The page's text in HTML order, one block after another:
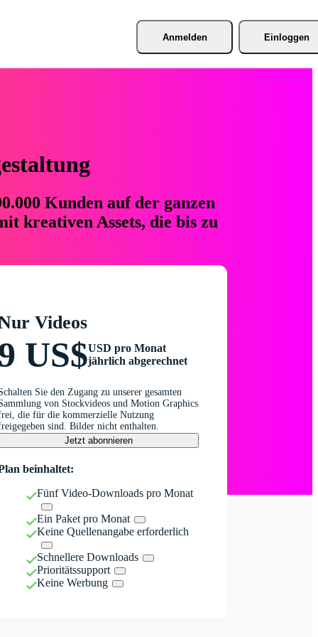
Anmelden Einloggen
Kunden auf der ganzen
kreativen Assets, die bis zu
Videos
US$USD pro Monat
jährlich abgerechnet
Sie den Zugang zu unserer gesamten
von Stockvideos und Motion Graphics
die für die kommerzielle Nutzung
sind. Bilder nicht enthalten.
Jetzt abonnieren
beinhaltet:
Fünf Video-Downloads pro Monat
Ein Paket pro Monat
Keine Quellenangabe erforderlich
Schnellere Downloads
Prioritätssupport
Keine Werbung